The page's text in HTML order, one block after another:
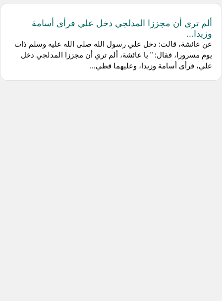
ألم تري أن مجززا المدلجي دخل علي فرأى أسامة
وزيدا...
عن عائشة، قالت: دخل علي رسول الله صلى الله عليه وسلم ذات
يوم مسرورا، فقال: " يا عائشة، ألم تري أن مجززا المدلجي دخل
علي، فرأى أسامة وزيدا، وعليهما قطي...